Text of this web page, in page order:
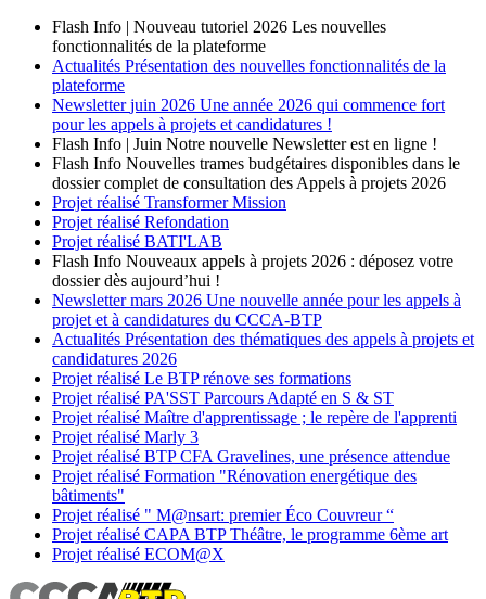
Flash Info | Nouveau tutoriel 2026 Les nouvelles
fonctionnalités de la plateforme
Actualités Présentation des nouvelles fonctionnalités de la
plateforme
Newsletter juin 2026 Une année 2026 qui commence fort
pour les appels à projets et candidatures !
Flash Info | Juin Notre nouvelle Newsletter est en ligne !
Flash Info Nouvelles trames budgétaires disponibles dans le
dossier complet de consultation des Appels à projets 2026
Projet réalisé Transformer Mission
Projet réalisé Refondation
Projet réalisé BATI'LAB
Flash Info Nouveaux appels à projets 2026 : déposez votre
dossier dès aujourd’hui !
Newsletter mars 2026 Une nouvelle année pour les appels à
projet et à candidatures du CCCA-BTP
Actualités Présentation des thématiques des appels à projets et
candidatures 2026
Projet réalisé Le BTP rénove ses formations
Projet réalisé PA'SST Parcours Adapté en S & ST
Projet réalisé Maître d'apprentissage ; le repère de l'apprenti
Projet réalisé Marly 3
Projet réalisé BTP CFA Gravelines, une présence attendue
Projet réalisé Formation "Rénovation energétique des
bâtiments"
Projet réalisé " M@nsart: premier Éco Couvreur “
Projet réalisé CAPA BTP Théâtre, le programme 6ème art
Projet réalisé ECOM@X